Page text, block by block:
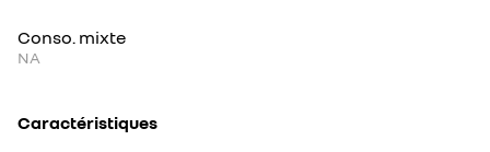
Conso. mixte
NA
Caractéristiques